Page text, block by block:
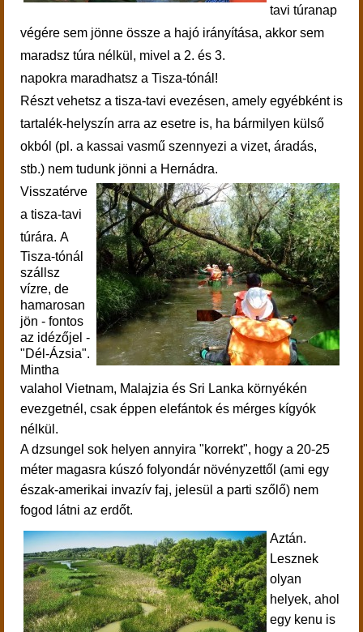
tavi túranap
végére sem jönne össze a hajó irányítása, akkor sem
maradsz túra nélkül, mivel a 2. és 3.
napokra maradhatsz a Tisza-tónál!
Részt vehetsz a tisza-tavi evezésen, amely egyébként is
tartalék-helyszín arra az esetre is, ha bármilyen külső
okból (pl. a kassai vasmű szennyezi a vizet, áradás,
stb.) nem tudunk jönni a Hernádra.
Visszatérve
a tisza-tavi
túrára. A
Tisza-tónál
szállsz
vízre, de
hamarosan
jön - fontos
az idézőjel -
"Dél-Ázsia".
Mintha
valahol Vietnam, Malajzia és Sri Lanka környékén
evezgetnél, csak éppen elefántok és mérges kígyók
nélkül.
A dzsungel sok helyen annyira "korrekt", hogy a 20-25
méter magasra kúszó folyondár növényzettől (ami egy
észak-amerikai invazív faj, jelesül a parti szőlő) nem
fogod látni az erdőt.
Aztán.
Lesznek
olyan
helyek, ahol
egy kenu is